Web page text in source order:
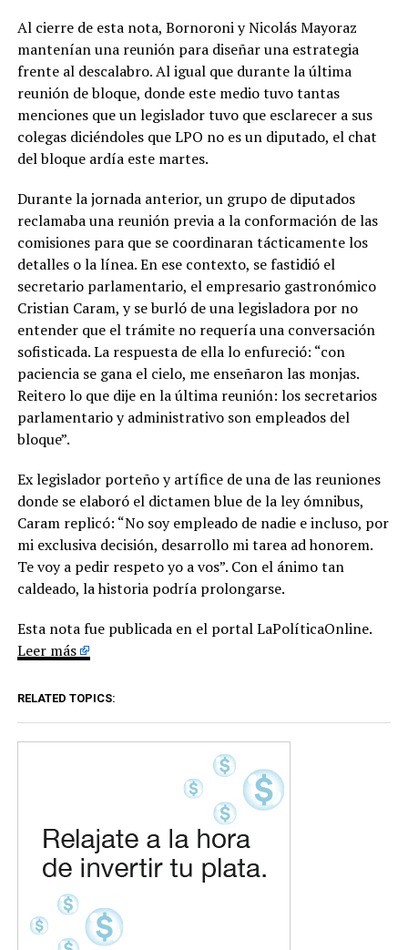
Al cierre de esta nota, Bornoroni y Nicolás Mayoraz
mantenían una reunión para diseñar una estrategia
frente al descalabro. Al igual que durante la última
reunión de bloque, donde este medio tuvo tantas
menciones que un legislador tuvo que esclarecer a sus
colegas diciéndoles que LPO no es un diputado, el chat
del bloque ardía este martes.
Durante la jornada anterior, un grupo de diputados
reclamaba una reunión previa a la conformación de las
comisiones para que se coordinaran tácticamente los
detalles o la línea. En ese contexto, se fastidió el
secretario parlamentario, el empresario gastronómico
Cristian Caram, y se burló de una legisladora por no
entender que el trámite no requería una conversación
sofisticada. La respuesta de ella lo enfureció: “con
paciencia se gana el cielo, me enseñaron las monjas.
Reitero lo que dije en la última reunión: los secretarios
parlamentario y administrativo son empleados del
bloque”.
Ex legislador porteño y artífice de una de las reuniones
donde se elaboró el dictamen blue de la ley ómnibus,
Caram replicó: “No soy empleado de nadie e incluso, por
mi exclusiva decisión, desarrollo mi tarea ad honorem.
Te voy a pedir respeto yo a vos”. Con el ánimo tan
caldeado, la historia podría prolongarse.
Esta nota fue publicada en el portal LaPolíticaOnline.
Leer más
RELATED TOPICS: